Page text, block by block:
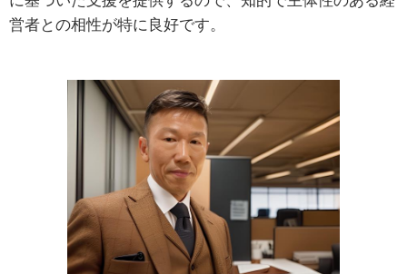
営者との相性が特に良好です。